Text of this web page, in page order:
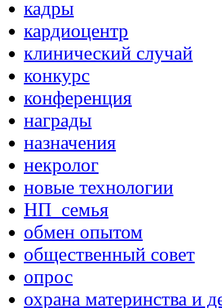
кадры
кардиоцентр
клинический случай
конкурс
конференция
награды
назначения
некролог
новые технологии
НП_семья
обмен опытом
общественный совет
опрос
охрана материнства и